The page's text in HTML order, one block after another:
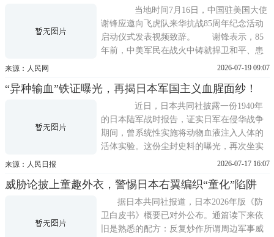
斥着对所谓神风精神的美化粉饰：馆方竟以
杰出伟大等溢美之词形容军国主义牺牲
当地时间7月16日，中国驻美国大使
谢锋应邀向飞虎队来华抗战85周年纪念活动
启动仪式发表视频致辞。 谢锋表示，85
年前，中美军民在战火中铸就捍卫和平、患
难与共、重情尚义的飞虎队精神，在两国人
与发展依然任重道远。中美元首在北京举行
历史性、标志性会晤，不仅确立了中美关系
新定位，也开启了两国人民友好
来源：人民网 2026-07-19 09:07
“异种输血”铁证曝光，再揭日本军国主义血腥面纱！
近日，日本共同社披露一份1940年
的日本陆军战时报告，证实日军在侵华战争
期间，曾系统性实施将动物血液注入人体的
活体实验。这份尘封史料的曝光，再次坐实
了日本军国主义的反人类暴行，引发国际社
了日军违背人道的实验细节。为探索所谓战
地失血急救方案，日军提出直接输注动物新
鲜血液的极端设想，先后将马、狗
来源：人民日报 2026-07-17 16:07
威胁论披上童趣外衣，警惕日本右翼编织“童化”陷阱
据日本共同社报道，日本2026年版《防
卫白皮书》概要已对外公布。通篇读下来依
旧是熟悉的配方：反复炒作所谓周边军事威